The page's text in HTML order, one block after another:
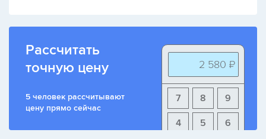
Рассчитать
точную цену
5 человек рассчитывают
цену прямо сейчас
2 580 ₽
9
8
7
6
5
4